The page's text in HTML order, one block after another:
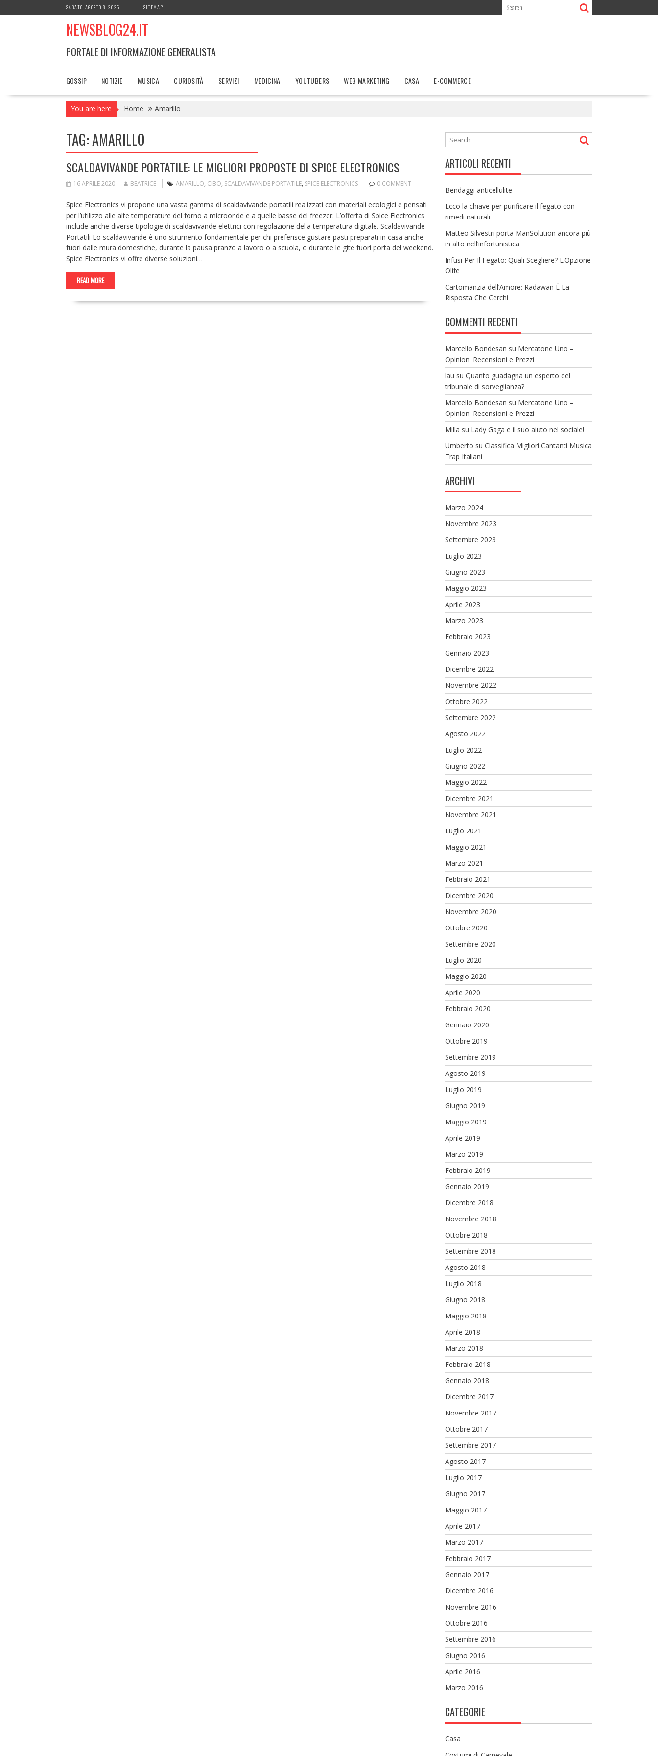
to
SABATO, AGOSTO 8, 2026 SITEMAP
NEWSBLOG24.IT
PORTALE DI INFORMAZIONE GENERALISTA
GOSSIP NOTIZIE MUSICA CURIOSITÀ SERVIZI MEDICINA YOUTUBERS WEB MARKETING CASA E-COMMERCE
You are here Home Amarillo
TAG:AMARILLO
SCALDAVIVANDE PORTATILE: LE MIGLIORI PROPOSTE DI SPICE ELECTRONICS
16 APRILE 2020 BEATRICE AMARILLO, CIBO, SCALDAVIVANDE PORTATILE, SPICE ELECTRONICS 0 COMMENT
Spice Electronics vi propone una vasta gamma di scaldavivande portatili realizzati con materiali ecologici e pensati
per l’utilizzo alle alte temperature del forno a microonde e a quelle basse del freezer. L’offerta di Spice Electronics
include anche diverse tipologie di scaldavivande elettrici con regolazione della temperatura digitale. Scaldavivande
Portatili Lo scaldavivande è uno strumento fondamentale per chi preferisce gustare pasti preparati in casa anche
fuori dalle mura domestiche, durante la pausa pranzo a lavoro o a scuola, o durante le gite fuori porta del weekend.
Spice Electronics vi offre diverse soluzioni…
READ MORE
ARTICOLI RECENTI
Bendaggi anticellulite
Ecco la chiave per purificare il fegato con
rimedi naturali
Matteo Silvestri porta ManSolution ancora più
in alto nell’infortunistica
Infusi Per Il Fegato: Quali Scegliere? L’Opzione
Olife
Cartomanzia dell’Amore: Radawan È La
Risposta Che Cerchi
COMMENTI RECENTI
Marcello Bondesan su Mercatone Uno –
Opinioni Recensioni e Prezzi
lau su Quanto guadagna un esperto del
tribunale di sorveglianza?
Marcello Bondesan su Mercatone Uno –
Opinioni Recensioni e Prezzi
Milla su Lady Gaga e il suo aiuto nel sociale!
Umberto su Classifica Migliori Cantanti Musica
Trap Italiani
ARCHIVI
Marzo 2024
Novembre 2023
Settembre 2023
Luglio 2023
Giugno 2023
Maggio 2023
Aprile 2023
Marzo 2023
Febbraio 2023
Gennaio 2023
Dicembre 2022
Novembre 2022
Ottobre 2022
Settembre 2022
Agosto 2022
Luglio 2022
Giugno 2022
Maggio 2022
Dicembre 2021
Novembre 2021
Luglio 2021
Maggio 2021
Marzo 2021
Febbraio 2021
Dicembre 2020
Novembre 2020
Ottobre 2020
Settembre 2020
Luglio 2020
Maggio 2020
Aprile 2020
Febbraio 2020
Gennaio 2020
Ottobre 2019
Settembre 2019
Agosto 2019
Luglio 2019
Giugno 2019
Maggio 2019
Aprile 2019
Marzo 2019
Febbraio 2019
Gennaio 2019
Dicembre 2018
Novembre 2018
Ottobre 2018
Settembre 2018
Agosto 2018
Luglio 2018
Giugno 2018
Maggio 2018
Aprile 2018
Marzo 2018
Febbraio 2018
Gennaio 2018
Dicembre 2017
Novembre 2017
Ottobre 2017
Settembre 2017
Agosto 2017
Luglio 2017
Giugno 2017
Maggio 2017
Aprile 2017
Marzo 2017
Febbraio 2017
Gennaio 2017
Dicembre 2016
Novembre 2016
Ottobre 2016
Settembre 2016
Giugno 2016
Aprile 2016
Marzo 2016
CATEGORIE
Casa